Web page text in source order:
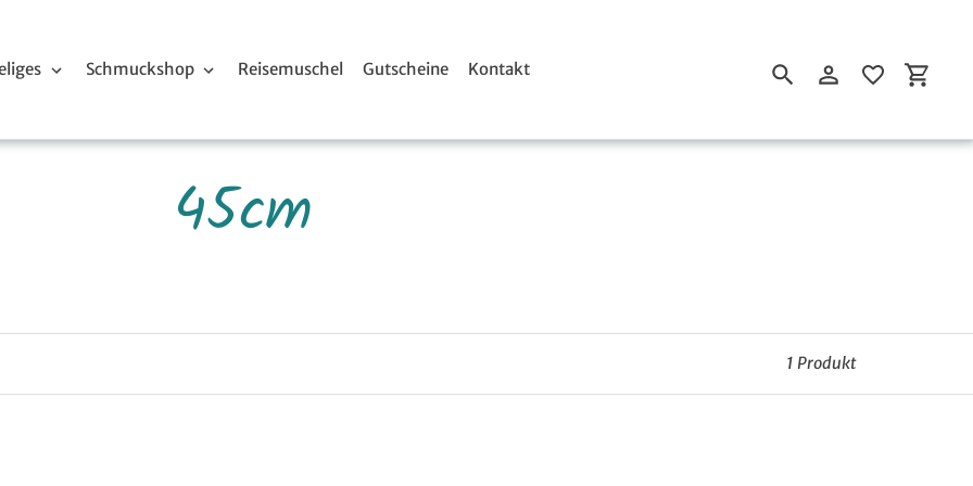
Schmuckshop Reisemuschel Gutscheine Kontakt
SuchenEinloggen
S
m
m
45cm
1 Produkt